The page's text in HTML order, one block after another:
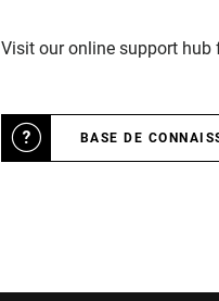
Visit our online support hub
BASE DE